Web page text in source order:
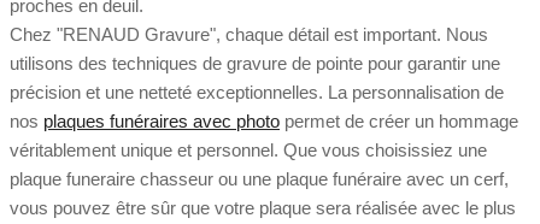
proches en deuil.
Chez "RENAUD Gravure", chaque détail est important. Nous
utilisons des techniques de gravure de pointe pour garantir une
précision et une netteté exceptionnelles. La personnalisation de
nos plaques funéraires avec photo permet de créer un hommage
véritablement unique et personnel. Que vous choisissiez une
plaque funeraire chasseur ou une plaque funéraire avec un cerf,
vous pouvez être sûr que votre plaque sera réalisée avec le plus